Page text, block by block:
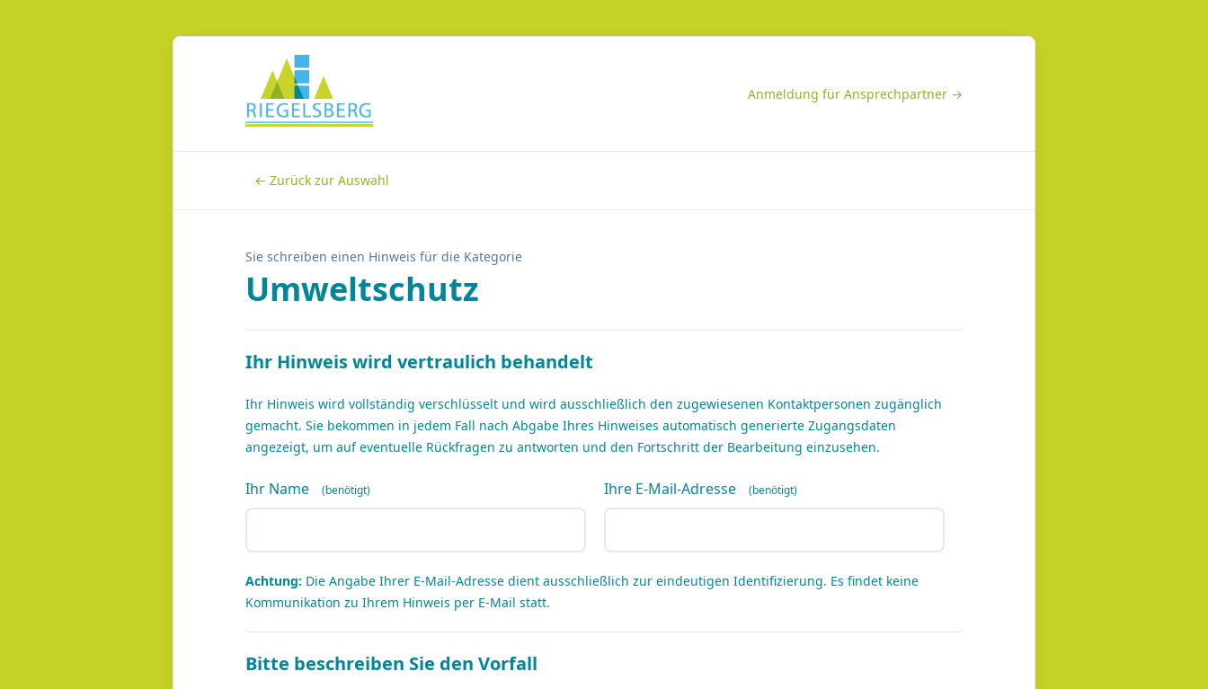
Anmeldung für Ansprechpartner →
← Zurück zur Auswahl
Sie schreiben einen Hinweis für die Kategorie
Umweltschutz
Ihr Hinweis wird vertraulich behandelt
Ihr Hinweis wird vollständig verschlüsselt und wird ausschließlich den zugewiesenen Kontaktpersonen zugänglich
gemacht. Sie bekommen in jedem Fall nach Abgabe Ihres Hinweises automatisch generierte Zugangsdaten
angezeigt, um auf eventuelle Rückfragen zu antworten und den Fortschritt der Bearbeitung einzusehen.
Ihr Name Ihre E-Mail-Adresse
Achtung: Die Angabe Ihrer E-Mail-Adresse dient ausschließlich zur eindeutigen Identifizierung. Es findet keine
Kommunikation zu Ihrem Hinweis per E-Mail statt.
Bitte beschreiben Sie den Vorfall